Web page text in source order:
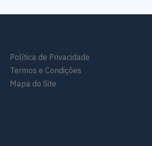
Política de Privacidade
Termos e Condições
Mapa do Site